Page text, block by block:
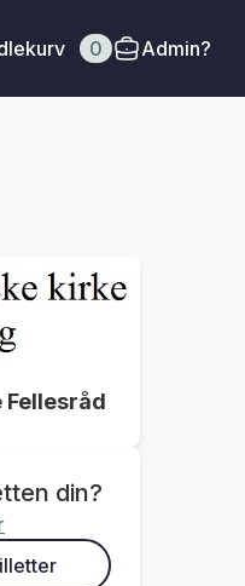
0 Admin?
din?